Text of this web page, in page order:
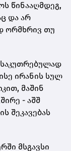
წინააღმდეგ,
და არ
ორმხრივ თუ
ირანის სულ
მაშინ
- აშშ
შეკავებას
მსგავსი